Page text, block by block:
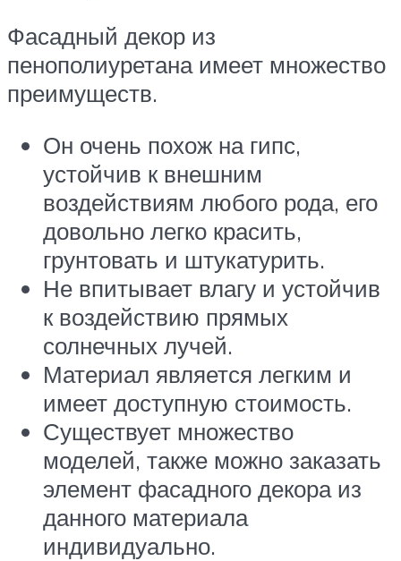
Фасадный декор из
пенополиуретана имеет множество
преимуществ.
Он очень похож на гипс,
устойчив к внешним
воздействиям любого рода, его
довольно легко красить,
грунтовать и штукатурить.
Не впитывает влагу и устойчив
к воздействию прямых
солнечных лучей.
Материал является легким и
имеет доступную стоимость.
Существует множество
моделей, также можно заказать
элемент фасадного декора из
данного материала
индивидуально.